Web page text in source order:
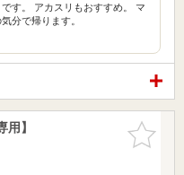
す。 アカスリもおすすめ。 マ
分で帰ります。
お気に入
りに追加
】